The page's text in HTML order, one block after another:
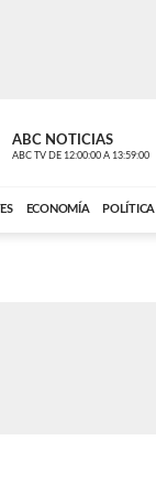
ABC NOTICIAS
ABC TV DE 12:00:00 A 13:59:00
ECONOMÍA POLÍTICA